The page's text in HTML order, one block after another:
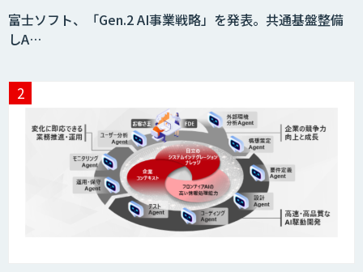
富士ソフト、「Gen.2 AI事業戦略」を発表。共通基盤整備
しA…